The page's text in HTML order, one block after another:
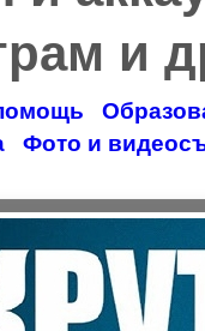
и
Фото и